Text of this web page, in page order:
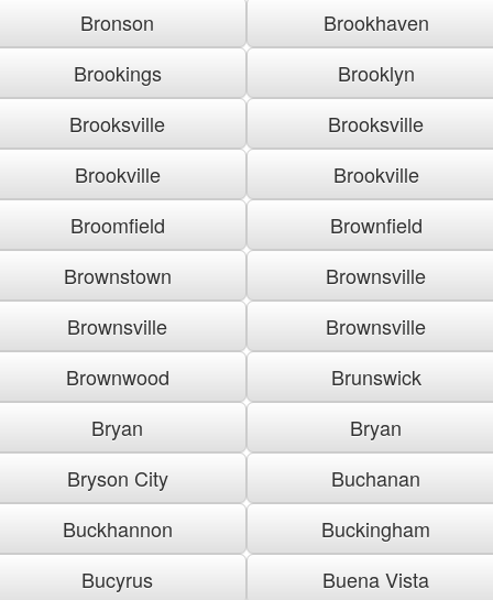
Bronson
Brookhaven
Brookings
Brooklyn
Brooksville
Brooksville
Brookville
Brookville
Broomfield
Brownfield
Brownstown
Brownsville
Brownsville
Brownsville
Brownwood
Brunswick
Bryan
Bryan
Bryson City
Buchanan
Buckhannon
Buckingham
Bucyrus
Buena Vista